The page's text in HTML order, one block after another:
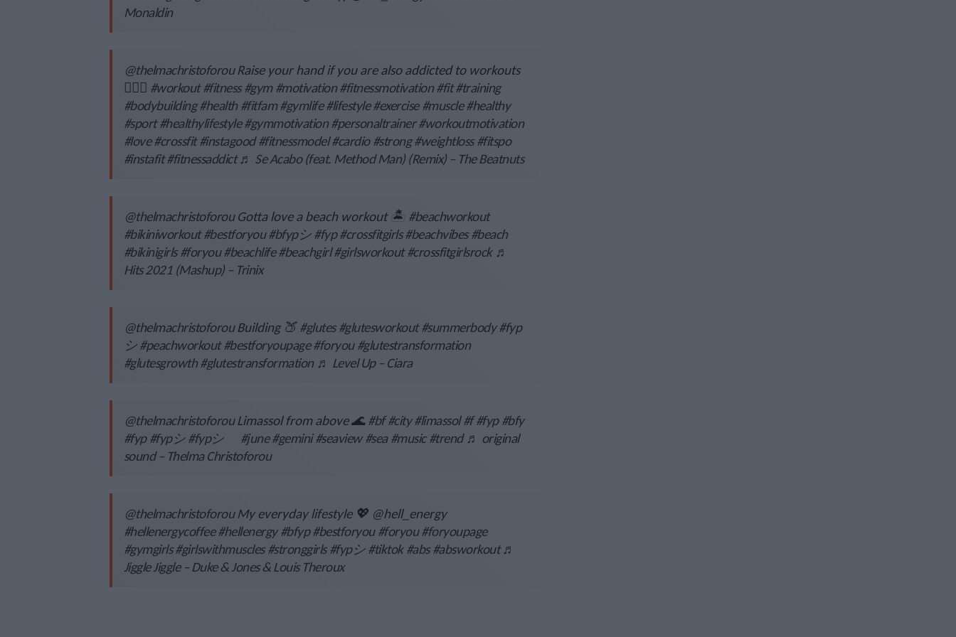
Monaldin
@thelmachristoforouRaise your hand if you are also addicted to workouts
🙋🏻‍♀️ #workout #fitness #gym #motivation #fitnessmotivation #fit #training
#bodybuilding #health #fitfam #gymlife #lifestyle #exercise #muscle #healthy
#sport #healthylifestyle #gymmotivation #personaltrainer #workoutmotivation
#love #crossfit #instagood #fitnessmodel #cardio #strong #weightloss #fitspo
#instafit #fitnessaddict ♬ Se Acabo (feat. Method Man) (Remix) – The Beatnuts
@thelmachristoforouGotta love a beach workout 🏝 #beachworkout
#bikiniworkout #bestforyou #bfypシ #fyp #crossfitgirls #beachvibes #beach
#bikinigirls #foryou #beachlife #beachgirl #girlsworkout #crossfitgirlsrock ♬
Hits 2021 (Mashup) – Trinix
@thelmachristoforouBuilding 🍑#glutes #glutesworkout #summerbody #fyp
シ #peachworkout #bestforyoupage #foryou #glutestransformation
#glutesgrowth #glutestransformation ♬ Level Up – Ciara
@thelmachristoforouLimassol from above 🌊#bf #city #limassol #f #fyp #bfy
#fyp #fypシ #fypシ゚ #june #gemini #seaview #sea #music #trend ♬ original
sound – Thelma Christoforou
@thelmachristoforouMy everyday lifestyle 💖 @hell_energy
#hellenergycoffee #hellenergy #bfyp #bestforyou #foryou #foryoupage
#gymgirls #girlswithmuscles #stronggirls #fypシ #tiktok #abs #absworkout ♬
Jiggle Jiggle – Duke & Jones & Louis Theroux